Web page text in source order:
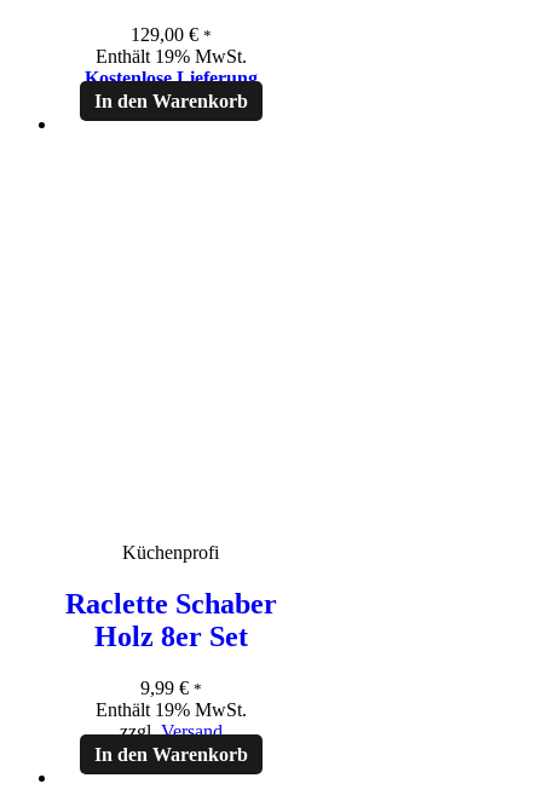
129,00 € *
Enthält 19% MwSt.
Kostenlose Lieferung
In den Warenkorb
Küchenprofi
Raclette Schaber
Holz 8er Set
9,99 € *
Enthält 19% MwSt.
zzgl.Versand
In den Warenkorb